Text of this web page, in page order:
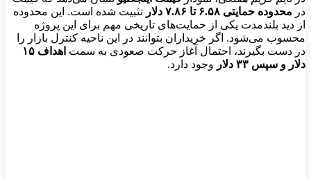
در محدوده حمایتی ۶.۵۸ تا ۷.۸۶ دلار
تثبیت شده است. این محدوده
از دید بلندمدت یکی از حمایت‌های تاریخی مهم برای این پروژه
محسوب می‌شود. اگر خریداران بتوانند در این ناحیه کنترل بازار را
در دست بگیرند، احتمال آغاز حرکت صعودی به سمت
اهداف ۱۵
دلار و سپس ۳۳ دلار
وجود دارد.